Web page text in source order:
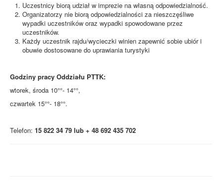
Uczestnicy biorą udział w imprezie na własną odpowiedzialność.
Organizatorzy nie biorą odpowiedzialności za nieszczęśliwe
wypadki uczestników oraz wypadki spowodowane przez
uczestników.
Każdy uczestnik rajdu/wycieczki winien zapewnić sobie ubiór i
obuwie dostosowane do uprawiania turystyki
Godziny pracy Oddziału PTTK:
wtorek, środa 10°°- 14°°,
czwartek 15°°- 18°°.
Telefon: 15 822 34 79 lub + 48 692 435 702